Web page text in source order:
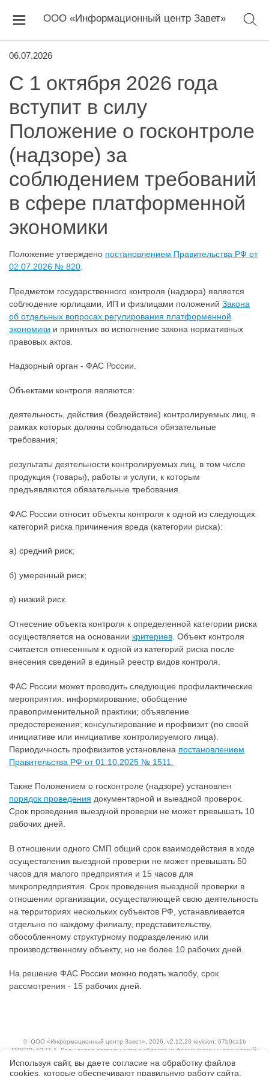
ООО «Информационный центр Завет»
06.07.2026
С 1 октября 2026 года
вступит в силу
Положение о госконтроле
(надзоре) за
соблюдением требований
в сфере платформенной
экономики
Положение утверждено постановлением Правительства РФ от
02.07.2026 № 820
Предметом государственного контроля (надзора) является
соблюдение юрлицами, ИП и физлицами положений Закона
об отдельных вопросах регулирования платформенной
экономики и принятых во исполнение закона нормативных
правовых актов.
Надзорный орган - ФАС России.
Объектами контроля являются:
деятельность, действия (бездействие) контролируемых лиц, в
рамках которых должны соблюдаться обязательные
требования;
результаты деятельности контролируемых лиц, в том числе
продукция (товары), работы и услуги, к которым
предъявляются обязательные требования.
ФАС России относит объекты контроля к одной из следующих
категорий риска причинения вреда (категории риска):
а) средний риск;
б) умеренный риск;
в) низкий риск.
Отнесение объекта контроля к определенной категории риска
осуществляется на основании критериев . Объект контроля
считается отнесенным к одной из категорий риска после
внесения сведений в единый реестр видов контроля.
ФАС России может проводить следующие профилактические
мероприятия: информирование; обобщение
правоприменительной практики; объявление
предостережения; консультирование и профвизит (по своей
инициативе или инициативе контролируемого лица).
Периодичность профвизитов установлена постановлением
Правительства РФ от 01.10.2025 № 1511.
Также Положением о госконтроле (надзоре) установлен
порядок проведения документарной и выездной проверок.
Срок проведения выездной проверки не может превышать 10
рабочих дней.
В отношении одного СМП общий срок взаимодействия в ходе
осуществления выездной проверки не может превышать 50
часов для малого предприятия и 15 часов для
микропредприятия. Срок проведения выездной проверки в
отношении организации, осуществляющей свою деятельность
на территориях нескольких субъектов РФ, устанавливается
отдельно по каждому филиалу, представительству,
обособленному структурному подразделению или
производственному объекту, но не более 10 рабочих дней.
На решение ФАС России можно подать жалобу, срок
рассмотрения - 15 рабочих дней.
© ООО «Информационный центр Завет», 2026, v2.12.20 revision: 67b0ca1b
ОКВЭД: 63.11.1, Коды видов деятельности в области информационных технологий:
Ценовая политика
Используя сайт, вы даете согласие на обработку файлов
сооkiеs, которые обеспечивают правильную работу сайта,